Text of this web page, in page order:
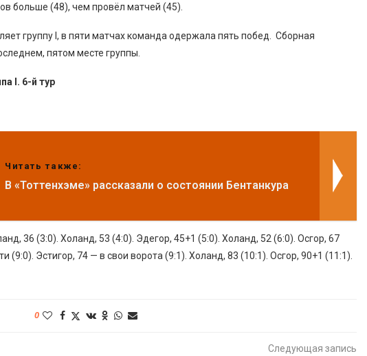
больше (48), чем провёл матчей (45).
группу I, в пяти матчах команда одержала пять побед. Сборная
пятом месте группы.
I. 6-й тур
Читать также:
В «Тоттенхэме» рассказали о состоянии Бентанкура
36 (3:0). Холанд, 53 (4:0). Эдегор, 45+1 (5:0). Холанд, 52 (6:0). Осгор, 67
(9:0). Эстигор, 74 — в свои ворота (9:1). Холанд, 83 (10:1). Осгор, 90+1 (11:1).
0
Следующая запись